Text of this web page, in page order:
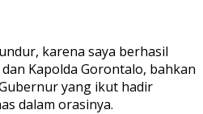
karena saya berhasil
Kapolda Gorontalo, bahkan
yang ikut hadir
dalam orasinya.